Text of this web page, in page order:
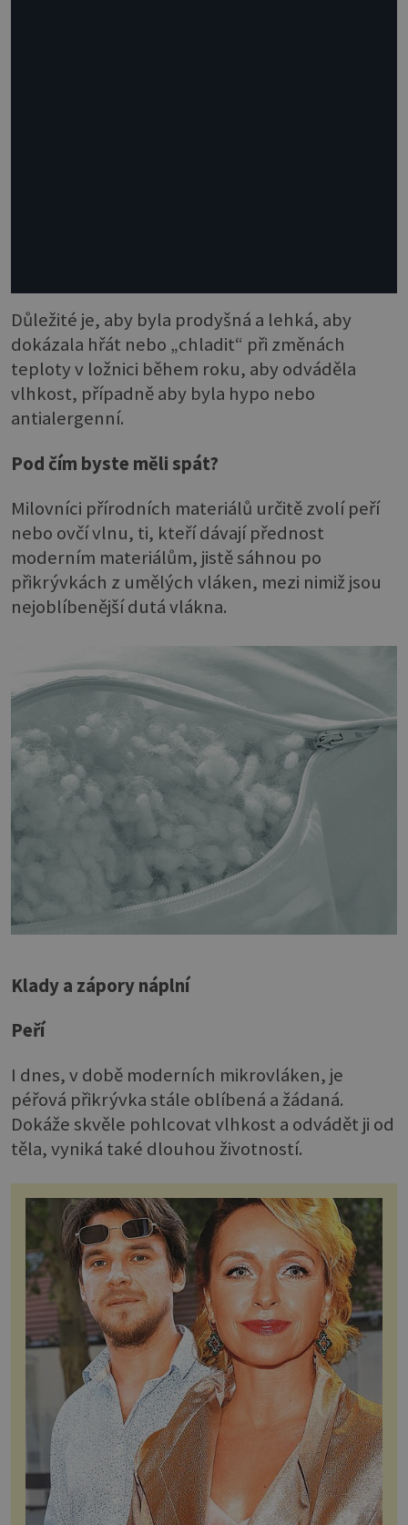
Důležité je, aby byla prodyšná a lehká, aby
dokázala hřát nebo „chladit“ při změnách
teploty v ložnici během roku, aby odváděla
vlhkost, případně aby byla hypo nebo
antialergenní.
Pod čím byste měli spát?
Milovníci přírodních materiálů určitě zvolí peří
nebo ovčí vlnu, ti, kteří dávají přednost
moderním materiálům, jistě sáhnou po
přikrývkách z umělých vláken, mezi nimiž jsou
nejoblíbenější dutá vlákna.
Klady a zápory náplní
Peří
I dnes, v době moderních mikrovláken, je
péřová přikrývka stále oblíbená a žádaná.
Dokáže skvěle pohlcovat vlhkost a odvádět ji od
těla, vyniká také dlouhou životností.